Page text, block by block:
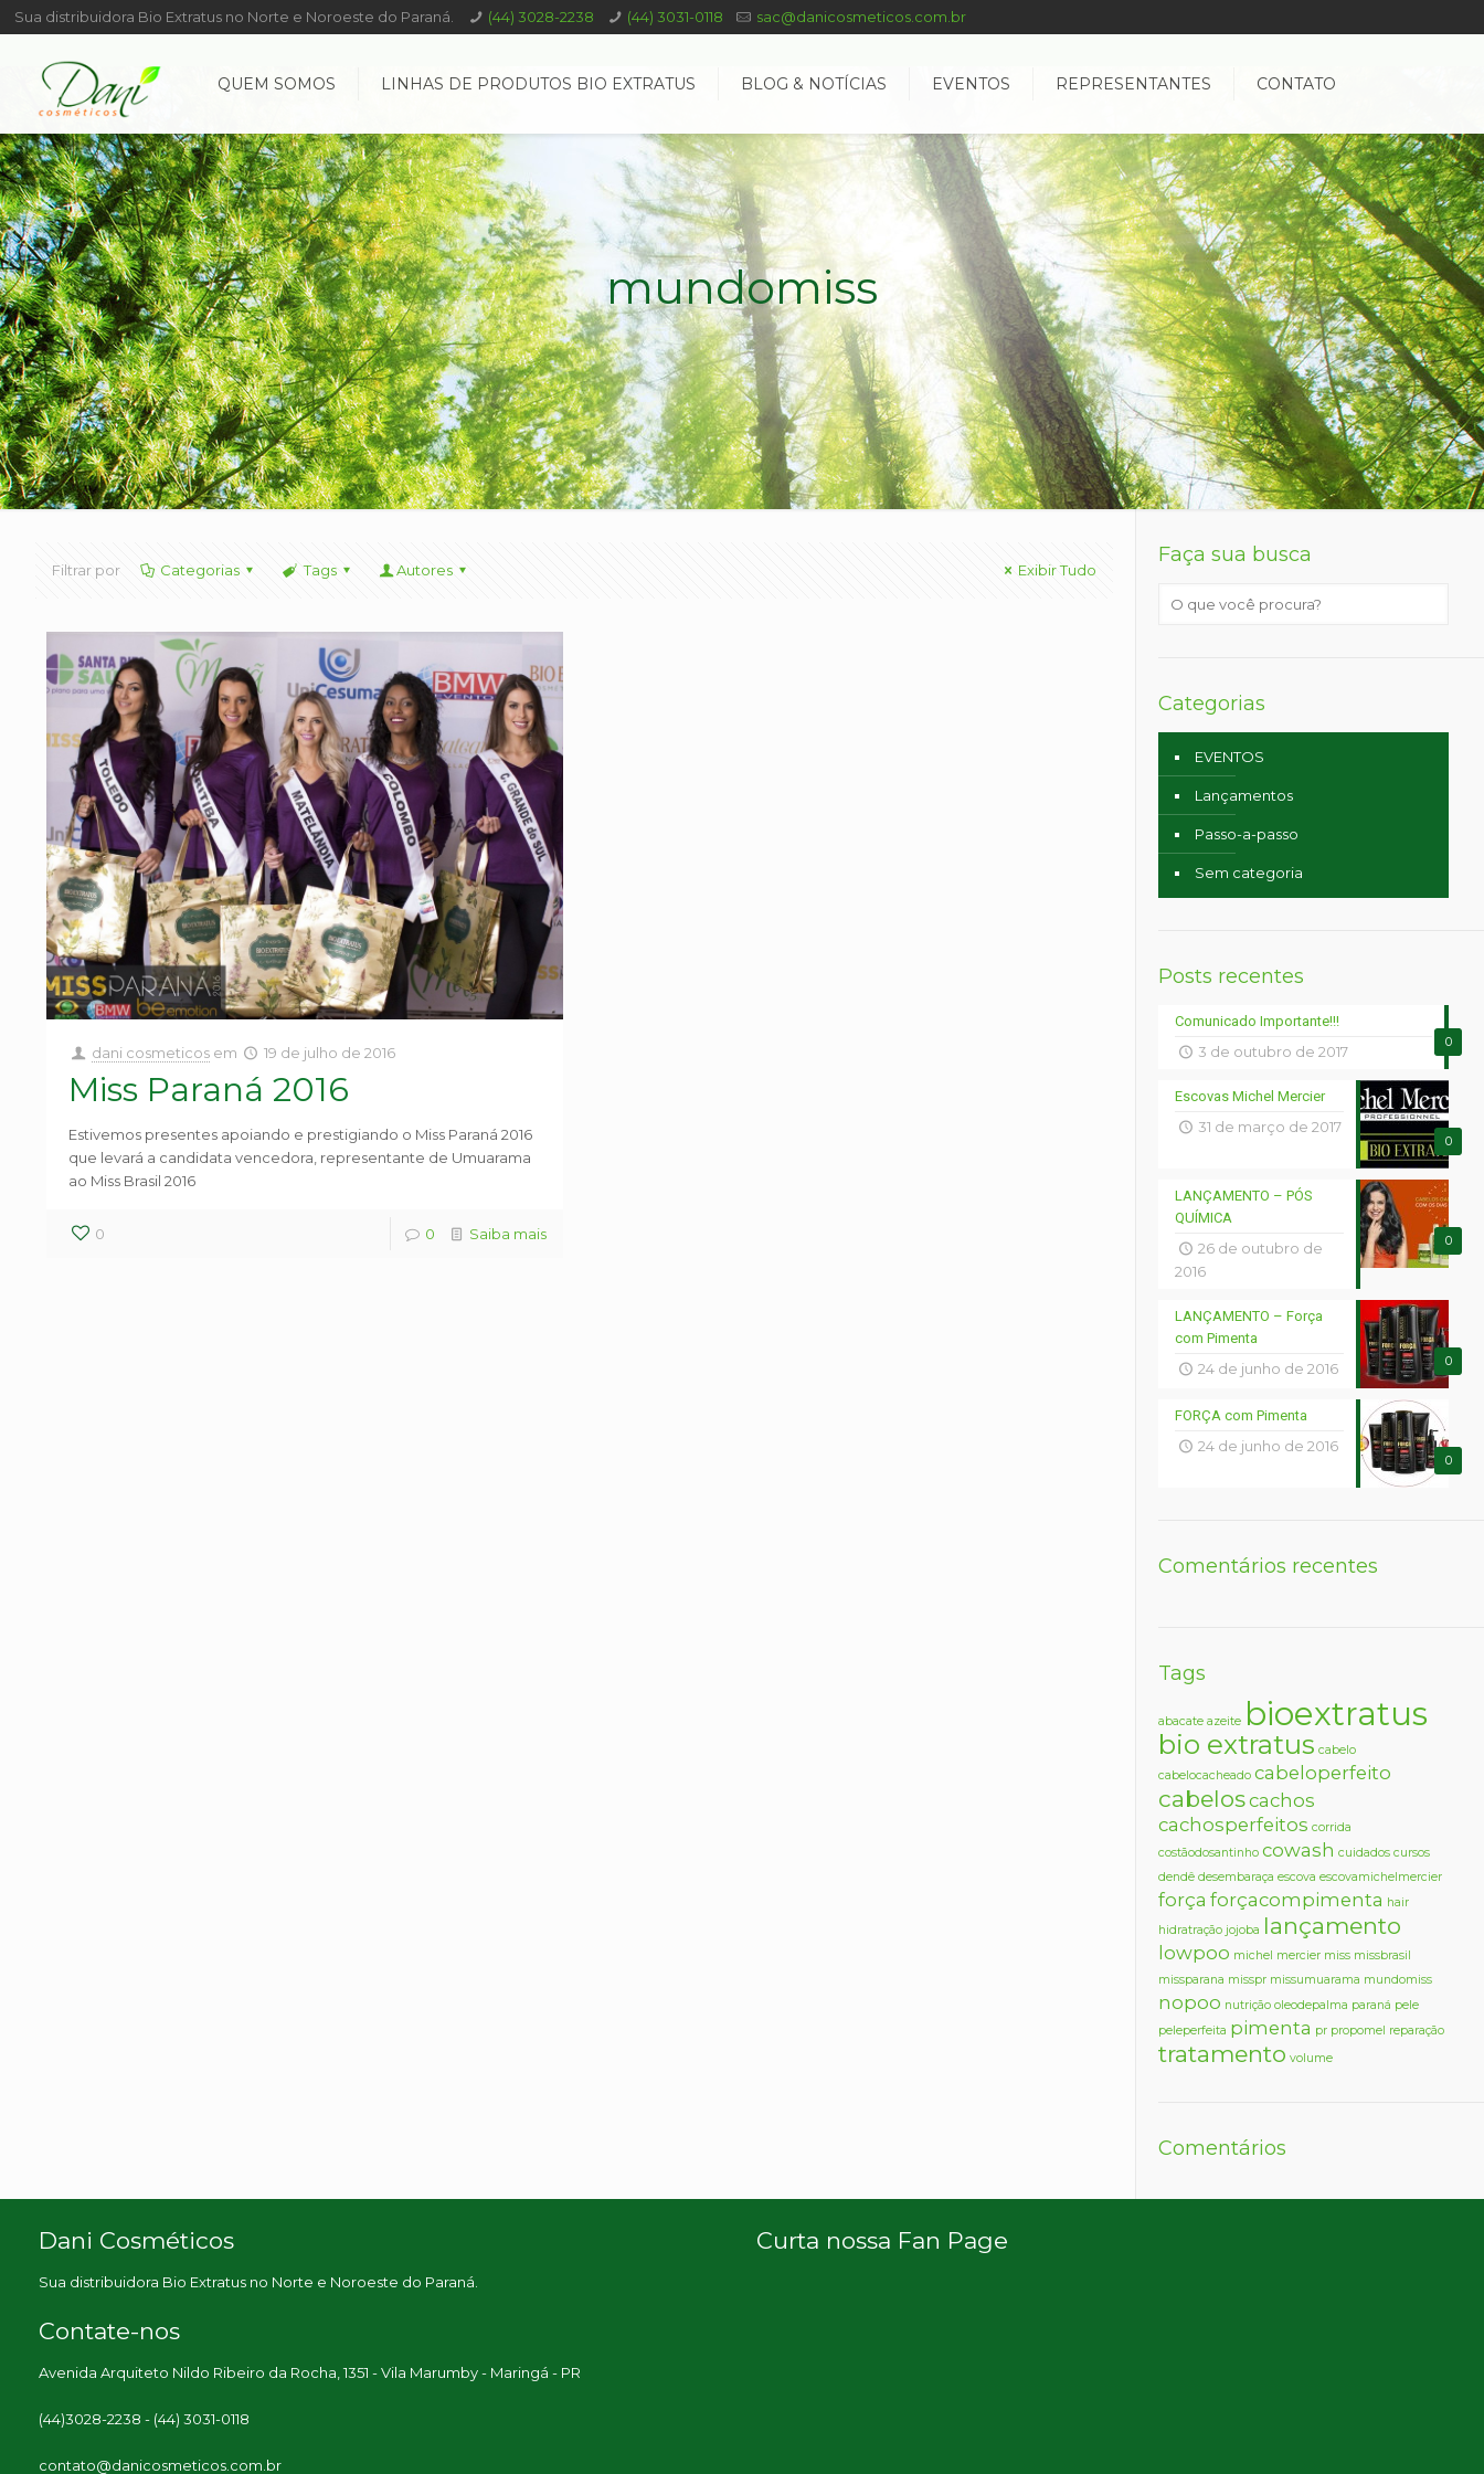
Sua distribuidora Bio Extratus no Norte e Noroeste do Paraná. (44) 3028-2238 (44) 3031-0118 sac@danicosmeticos.com.br
QUEM SOMOS LINHAS DE PRODUTOS BIO EXTRATUS BLOG & NOTÍCIAS EVENTOS REPRESENTANTES CONTATO
mundomiss
Filtrar por Categorias Tags Autores Exibir Tudo
dani cosmeticos em 19 de julho de 2016
Miss Paraná 2016
Estivemos presentes apoiando e prestigiando o Miss Paraná 2016
que levará a candidata vencedora, representante de Umuarama
ao Miss Brasil 2016
0 0 Saiba mais
Faça sua busca
Categorias
EVENTOS
Lançamentos
Passo-a-passo
Sem categoria
Posts recentes
0
Comunicado Importante!!!
3 de outubro de 2017
0
Escovas Michel Mercier
31 de março de 2017
0
LANÇAMENTO – PÓS
QUÍMICA
26 de outubro de
2016
0
LANÇAMENTO – Força
com Pimenta
24 de junho de 2016
0
FORÇA com Pimenta
24 de junho de 2016
Comentários recentes
Tags
abacate azeite bioextratus
bio extratus cabelo
cabelocacheado cabeloperfeito
cabeloscachos
cachosperfeitos corrida
costãodosantinho cowash cuidados cursos
dendê desembaraça escova escovamichelmercier
força forçacompimenta hair
hidratração jojoba lançamento
lowpoo michel mercier miss missbrasil
missparana misspr missumuarama mundomiss
nopoo nutrição oleodepalma paraná pele
peleperfeita pimenta pr propomel reparação
tratamento volume
Comentários
Dani Cosméticos
Sua distribuidora Bio Extratus no Norte e Noroeste do Paraná.
Contate-nos
Avenida Arquiteto Nildo Ribeiro da Rocha, 1351 - Vila Marumby - Maringá - PR
(44)3028-2238 - (44) 3031-0118
contato@danicosmeticos.com.br
Curta nossa Fan Page